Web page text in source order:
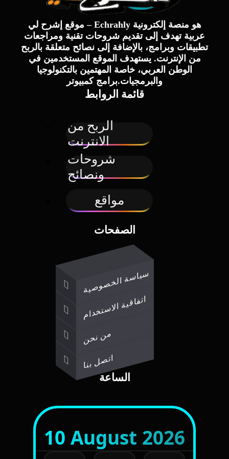
موقع إشرح لي – Echrahly هو منصة إلكترونية
عربية تهدف إلى تقديم شروحات تقنية ومراجعات
تطبيقات وبرامج، بالإضافة إلى نصائح متعلقة بالربح
من الإنترنت. يستهدف الموقع المستخدمين في
الوطن العربي، خاصة المهتمين بالتكنولوجيا
والبرمجيات.برامج كمبيوتر
قائمة الروابط
الربح من
الانترنت
شروحات
ونصائح
مواقع
الصفحات
سياسة الخصوصية
اتفاقية الاستخدام
من نحن
اتصل بنا
الساعة
10 August 2026